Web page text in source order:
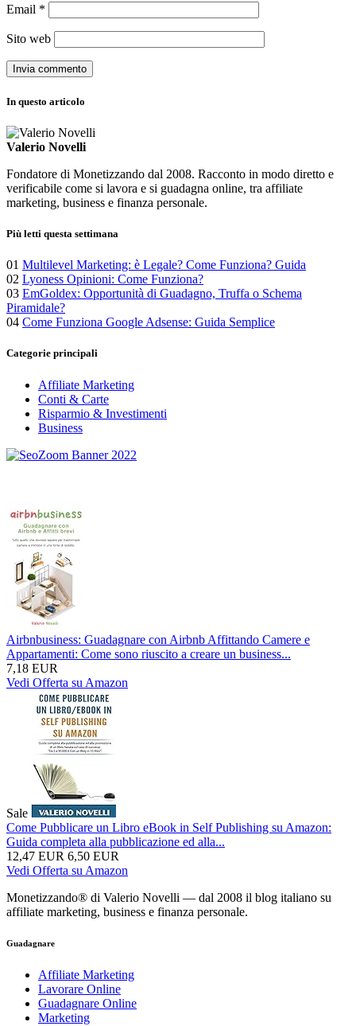
Email *
Sito web
In questo articolo
Valerio Novelli
Fondatore di Monetizzando dal 2008. Racconto in modo diretto e
verificabile come si lavora e si guadagna online, tra affiliate
marketing, business e finanza personale.
Più letti questa settimana
01 Multilevel Marketing: è Legale? Come Funziona? Guida
02 Lyoness Opinioni: Come Funziona?
03 EmGoldex: Opportunità di Guadagno, Truffa o Schema
Piramidale?
04 Come Funziona Google Adsense: Guida Semplice
Categorie principali
Affiliate Marketing
Conti & Carte
Risparmio & Investimenti
Business
Airbnbusiness: Guadagnare con Airbnb Affittando Camere e
Appartamenti: Come sono riuscito a creare un business...
7,18 EUR
Vedi Offerta su Amazon
Sale
Come Pubblicare un Libro eBook in Self Publishing su Amazon:
Guida completa alla pubblicazione ed alla...
12,47 EUR 6,50 EUR
Vedi Offerta su Amazon
Monetizzando® di Valerio Novelli — dal 2008 il blog italiano su
affiliate marketing, business e finanza personale.
Guadagnare
Affiliate Marketing
Lavorare Online
Guadagnare Online
Marketing